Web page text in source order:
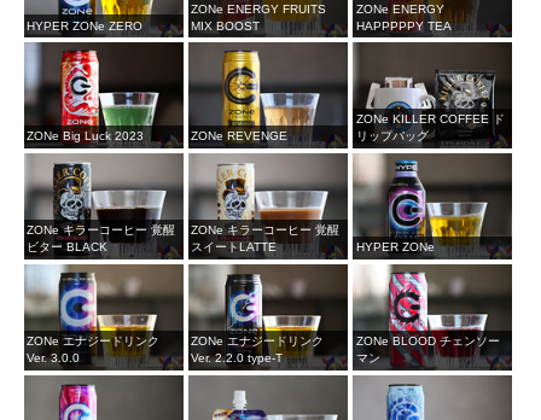
HYPER ZONe ZERO
ZONe ENERGY FRUITS
MIX BOOST
ZONe ENERGY
HAPPPPPY TEA
ZONe Big Luck 2023 ZONe REVENGE
ZONe KILLER COFFEE ド
リップバッグ
ZONe キラーコーヒー 覚醒
ビター BLACK
ZONe キラーコーヒー 覚醒
スイートLATTE
HYPER ZONe
ZONe エナジードリンク
Ver. 3.0.0
ZONe エナジードリンク
Ver. 2.2.0 type-T
ZONe BLOOD チェンソー
マン